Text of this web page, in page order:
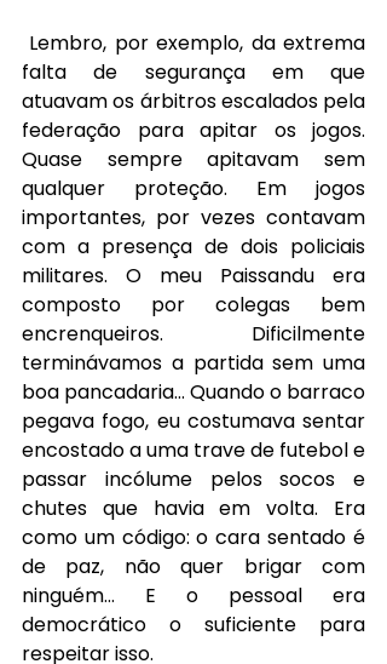
Lembro, por exemplo, da extrema
falta de segurança em que
atuavam os árbitros escalados pela
federação para apitar os jogos.
Quase sempre apitavam sem
qualquer proteção. Em jogos
importantes, por vezes contavam
com a presença de dois policiais
militares. O meu Paissandu era
composto por colegas bem
encrenqueiros. Dificilmente
terminávamos a partida sem uma
boa pancadaria… Quando o barraco
pegava fogo, eu costumava sentar
encostado a uma trave de futebol e
passar incólume pelos socos e
chutes que havia em volta. Era
como um código: o cara sentado é
de paz, não quer brigar com
ninguém… E o pessoal era
democrático o suficiente para
respeitar isso.